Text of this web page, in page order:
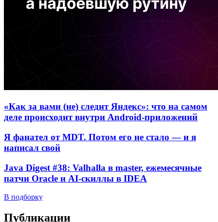
«Как за вами (не) следит Яндекс»: что на самом
деле происходит внутри Android-приложений
Я фанател от MDT. Потом его не стало — и я
написал свой
Java Digest #38: Valhalla в master, ежемесячные
патчи Oracle и AI-скиллы в IDEA
В подборку
Публикации